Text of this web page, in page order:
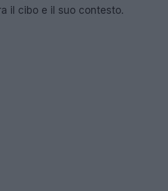
il cibo e il suo contesto.